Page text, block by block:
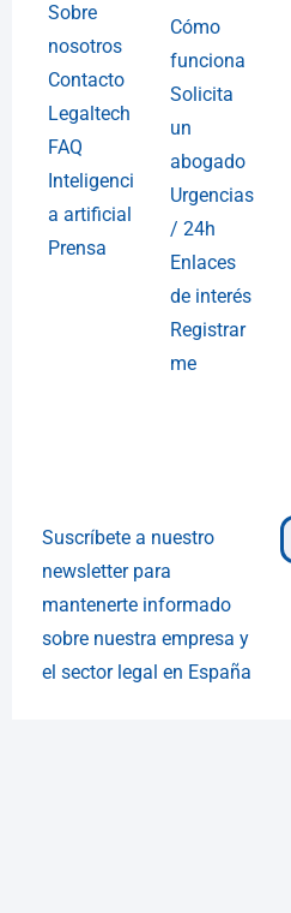
Sobre
nosotros
Contacto
Legaltech
FAQ
Inteligenci
a artificial
Prensa
Cómo
funciona
Solicita
un
abogado
Urgencias
/ 24h
Enlaces
de interés
Registrar
me
Suscríbete a nuestro
newsletter para
mantenerte informado
sobre nuestra empresa y
el sector legal en España